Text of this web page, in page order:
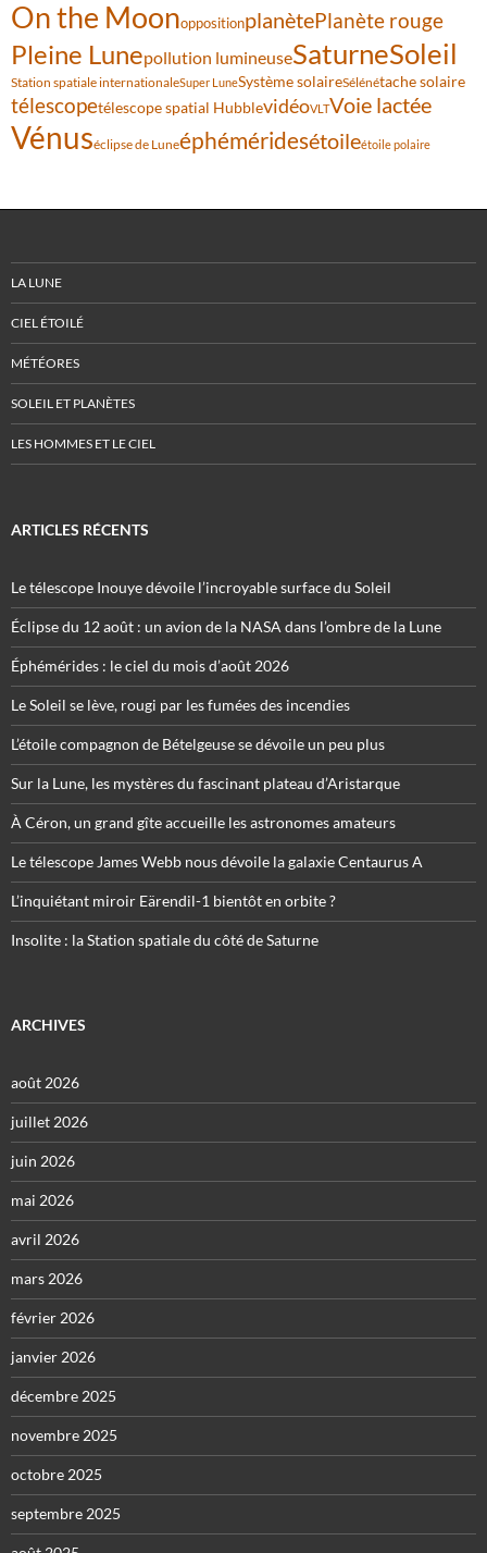
On the MoonoppositionplanètePlanète rouge
Pleine Lunepollution lumineuseSaturneSoleil
Station spatiale internationaleSuper LuneSystème solaireSélénétache solaire
télescopetélescope spatial HubblevidéoVLTVoie lactée
Vénuséclipse de Luneéphéméridesétoileétoile polaire
LA LUNE
CIEL ÉTOILÉ
MÉTÉORES
SOLEIL ET PLANÈTES
LES HOMMES ET LE CIEL
ARTICLES RÉCENTS
Le télescope Inouye dévoile l’incroyable surface du Soleil
Éclipse du 12 août : un avion de la NASA dans l’ombre de la Lune
Éphémérides : le ciel du mois d’août 2026
Le Soleil se lève, rougi par les fumées des incendies
L’étoile compagnon de Bételgeuse se dévoile un peu plus
Sur la Lune, les mystères du fascinant plateau d’Aristarque
À Céron, un grand gîte accueille les astronomes amateurs
Le télescope James Webb nous dévoile la galaxie Centaurus A
L’inquiétant miroir Eärendil-1 bientôt en orbite ?
Insolite : la Station spatiale du côté de Saturne
ARCHIVES
août 2026
juillet 2026
juin 2026
mai 2026
avril 2026
mars 2026
février 2026
janvier 2026
décembre 2025
novembre 2025
octobre 2025
septembre 2025